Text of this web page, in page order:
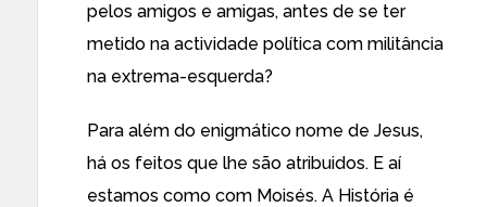
pelos amigos e amigas, antes de se ter
metido na actividade política com militância
na extrema-esquerda?
Para além do enigmático nome de Jesus,
há os feitos que lhe são atribuidos. E aí
estamos como com Moisés. A História é